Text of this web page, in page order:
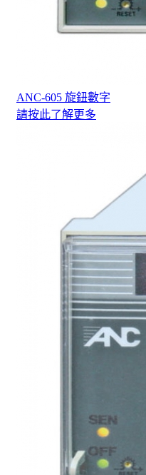
ANC-605 旋鈕數字
請按此了解更多